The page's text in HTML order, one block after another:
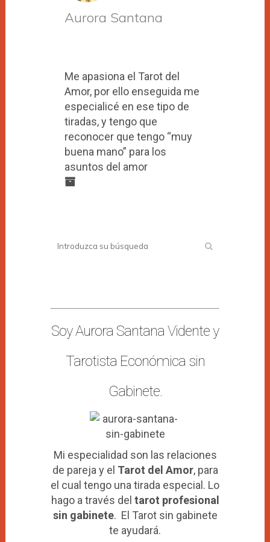
Aurora Santana
Me apasiona el Tarot del
Amor, por ello enseguida me
especialicé en ese tipo de
tiradas, y tengo que
reconocer que tengo “muy
buena mano” para los
asuntos del amor
Soy Aurora Santana Vidente y
Tarotista Económica sin
Gabinete.
Mi especialidad son las relaciones
de pareja y el Tarot del Amor, para
el cual tengo una tirada especial. Lo
hago a través del tarot profesional
sin gabinete. El Tarot sin gabinete
te ayudará.